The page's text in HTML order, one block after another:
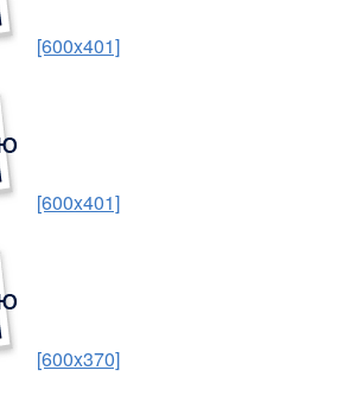
[600x401]
[600x401]
[600x370]